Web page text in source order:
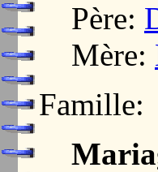
Père:
Mère:
Famille: